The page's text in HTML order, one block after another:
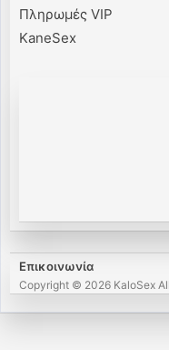
Πληρωμές VIP
KaneSex
Επικοινωνία
Copyright © 2026 KaloSex